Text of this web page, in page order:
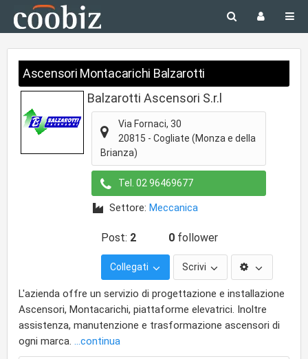
Ascensori Montacarichi Balzarotti
Balzarotti Ascensori S.r.l
Via Fornaci, 30
20815 - Cogliate (Monza e della
Brianza)
Tel. 02 96469677
Settore: Meccanica
Post: 2 0 follower
Collegati Scrivi
L'azienda offre un servizio di progettazione e installazione
Ascensori, Montacarichi, piattaforme elevatrici. Inoltre
assistenza, manutenzione e trasformazione ascensori di
ogni marca. ...continua